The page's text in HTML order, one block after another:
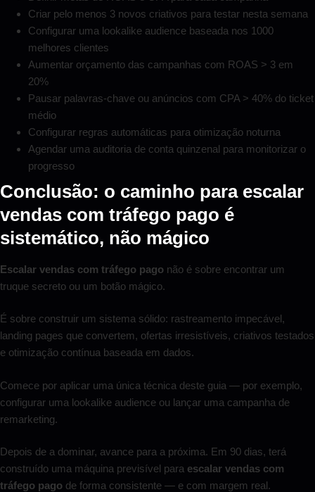
Criar pelo menos 3 novos criativos para testar nesta semana
Configurar uma lookalike audience baseada nos 1000
melhores clientes
Aumentar orçamento das campanhas com ROAS > 3 em
20%
Pausar palavras-chave ou anúncios com CPA > 40% do ticket
médio
Configurar regras automáticas para otimização noturna
Agendar uma auditoria de conta quinzenal para monitorizar o
progresso
Conclusão: o caminho para escalar
vendas com tráfego pago é
sistemático, não mágico
Escalar vendas com tráfego pago não é sobre encontrar um
truque secreto ou um botão mágico.
É sobre construir um sistema sólido: rastreamento impecável,
landing pages que convertem, ofertas irresistíveis, criativos testados
e otimização contínua baseada em dados.
Comece por aplicar uma única técnica deste guia — por exemplo,
configurar uma lookalike audience ou lançar uma campanha de
remarketing.
Depois de a dominar, avance para a próxima. Em 90 dias, terá
construído uma máquina previsível para escalar vendas com
tráfego pago de forma consistente — e com margem real.